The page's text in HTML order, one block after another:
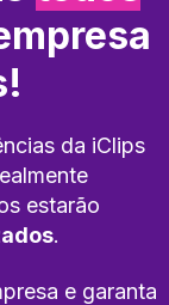
da iClips
estarão
.
e garanta